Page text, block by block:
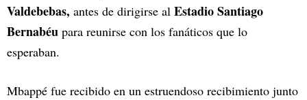
Valdebebas, antes de dirigirse al Estadio Santiago
Bernabéu para reunirse con los fanáticos que lo
esperaban.
Mbappé fue recibido en un estruendoso recibimiento junto